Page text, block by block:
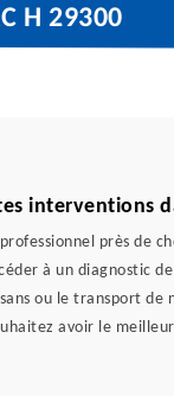
H 29300
interventions
près de
à un diagnostic
ou le transport
avoir le